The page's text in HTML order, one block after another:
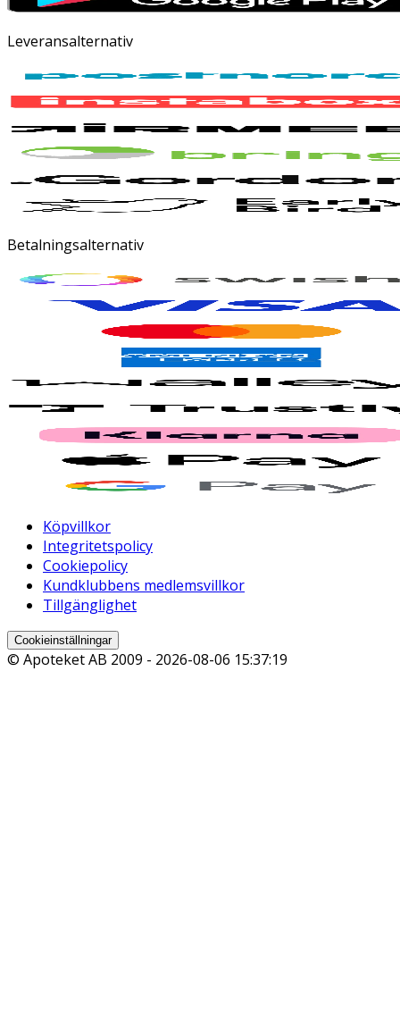
Leveransalternativ
Betalningsalternativ
Köpvillkor
Integritetspolicy
Cookiepolicy
Kundklubbens medlemsvillkor
Tillgänglighet
Cookieinställningar
© Apoteket AB 2009 - 2026-08-06 15:37:19